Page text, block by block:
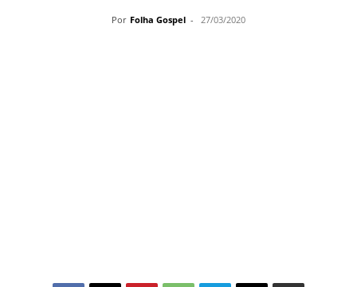
Por Folha Gospel - 27/03/2020